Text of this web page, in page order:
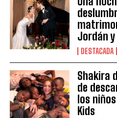
Jordán
DESTACADA
Shakira
de
los
Kids